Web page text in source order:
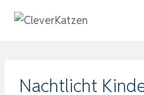
Inhalt
Nachtlicht